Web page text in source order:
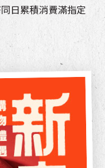
日累積消費滿指定